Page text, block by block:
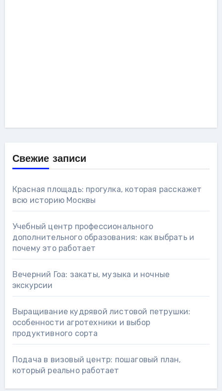
Свежие записи
Красная площадь: прогулка, которая расскажет
всю историю Москвы
Учебный центр профессионального
дополнительного образования: как выбрать и
почему это работает
Вечерний Гоа: закаты, музыка и ночные
экскурсии
Выращивание кудрявой листовой петрушки:
особенности агротехники и выбор
продуктивного сорта
Подача в визовый центр: пошаговый план,
который реально работает